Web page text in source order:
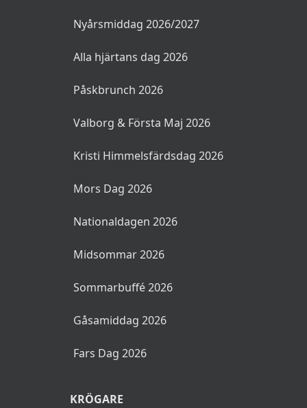
Nyårsmiddag 2026/2027
Alla hjärtans dag 2026
Påskbrunch 2026
Valborg & Första Maj 2026
Kristi Himmelsfärdsdag 2026
Mors Dag 2026
Nationaldagen 2026
Midsommar 2026
Sommarbuffé 2026
Gåsamiddag 2026
Fars Dag 2026
KRÖGARE